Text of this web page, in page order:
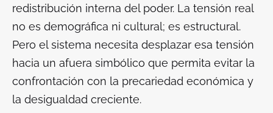
redistribución interna del poder. La tensión real
no es demográfica ni cultural; es estructural.
Pero el sistema necesita desplazar esa tensión
hacia un afuera simbólico que permita evitar la
confrontación con la precariedad económica y
la desigualdad creciente.